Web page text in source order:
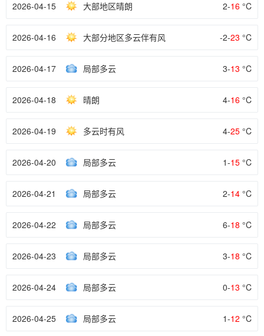
2026-04-15 大部地区晴朗 2-16 °C
2026-04-16 大部分地区多云伴有风 -2-23 °C
2026-04-17 局部多云 3-13 °C
2026-04-18 晴朗 4-16 °C
2026-04-19 多云时有风 4-25 °C
2026-04-20 局部多云 1-15 °C
2026-04-21 局部多云 2-14 °C
2026-04-22 局部多云 6-18 °C
2026-04-23 局部多云 3-18 °C
2026-04-24 局部多云 0-13 °C
2026-04-25 局部多云 1-12 °C